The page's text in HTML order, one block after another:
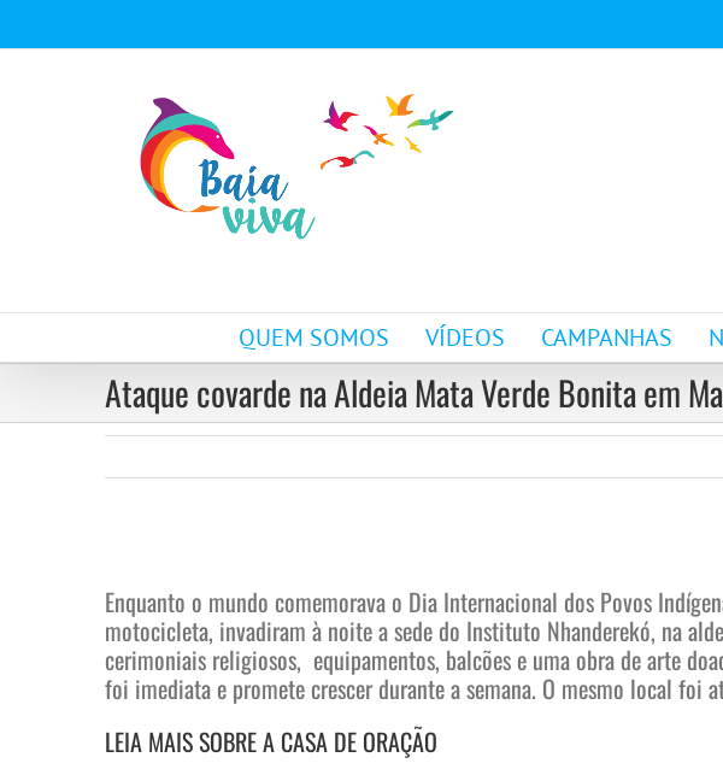
para
QUEM SOMOS VÍDEOS CAMPANHAS
Ataque covarde na Aldeia Mata Verde Bonita em
Larger
Image
Enquanto o mundo comemorava o Dia Internacional dos Povos
motocicleta, invadiram à noite a sede do Instituto Nhanderekó, na
cerimoniais religiosos, equipamentos, balcões e uma obra de arte
foi imediata e promete crescer durante a semana. O mesmo local foi
LEIA MAIS SOBRE A CASA DE ORAÇÃO